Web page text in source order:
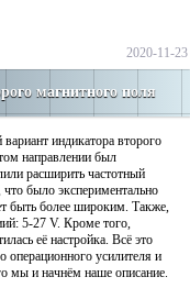
2020-11-23
магнитного поля
индикатора второго
направлении был
расширить частотный
было экспериментально
быть более широким. Также,
5-27 V. Кроме того,
её настройка. Всё это
операционного усилителя и
мы и начнём наше описание.